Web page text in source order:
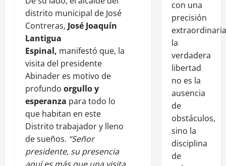
distrito municipal de José
Contreras, José Joaquín
Lantigua
Espinal, manifestó que, la
visita del presidente
Abinader es motivo de
profundo orgullo y
esperanza para todo lo
que habitan en este
Distrito trabajador y lleno
de sueños. “Señor
presidente, su presencia
aquí es más que una visita
con una
precisión
la
verdadera
libertad
no es la
ausencia
de
obstáculos,
sino la
disciplina
de